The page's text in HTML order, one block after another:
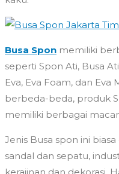
Busa Spon memiliki
seperti Spon Ati, Busa
Eva, Eva Foam, dan
berbeda-beda, produk
memiliki berbagai
Jenis Busa spon ini
sandal dan sepatu,